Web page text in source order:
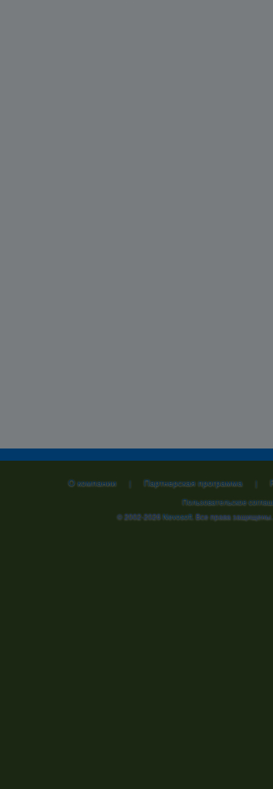
О компании | Партнерская программа |
Пользовательское
© 2002-2026Nevosoft. Все права защищены